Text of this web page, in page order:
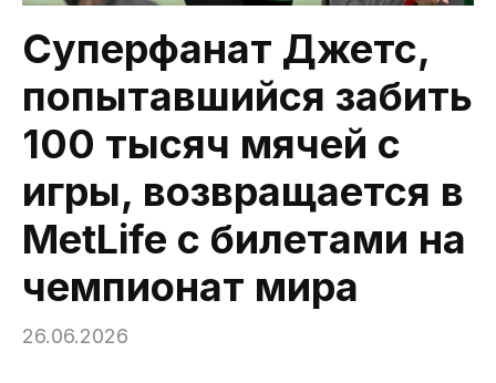
Суперфанат Джетс,
попытавшийся забить
100 тысяч мячей с
игры, возвращается в
MetLife с билетами на
чемпионат мира
26.06.2026